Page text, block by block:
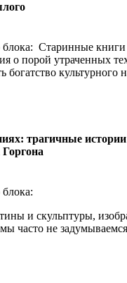
блока: Старинные
о порой утраченных
богатство культурного
трагичные
блока:
и скульптуры,
часто не